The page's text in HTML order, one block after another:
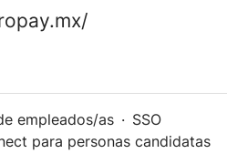
empleados/as · SSO
para personas candidatas